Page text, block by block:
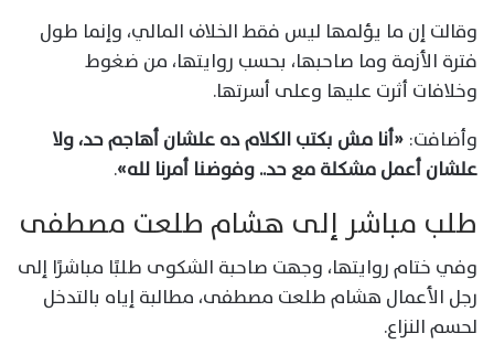
وقالت إن ما يؤلمها ليس فقط الخلاف المالي، وإنما طول
فترة الأزمة وما صاحبها، بحسب روايتها، من ضغوط
وخلافات أثرت عليها وعلى أسرتها.
وأضافت: «أنا مش بكتب الكلام ده علشان أهاجم حد، ولا
علشان أعمل مشكلة مع حد.. وفوضنا أمرنا لله».
طلب مباشر إلى هشام طلعت مصطفى
وفي ختام روايتها، وجهت صاحبة الشكوى طلبًا مباشرًا إلى
رجل الأعمال هشام طلعت مصطفى، مطالبة إياه بالتدخل
لحسم النزاع.